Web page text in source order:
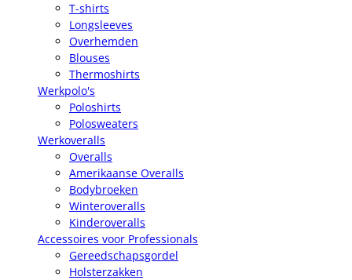
T-shirts
Longsleeves
Overhemden
Blouses
Thermoshirts
Werkpolo's
Poloshirts
Polosweaters
Werkoveralls
Overalls
Amerikaanse Overalls
Bodybroeken
Winteroveralls
Kinderoveralls
Accessoires voor Professionals
Gereedschapsgordel
Holsterzakken